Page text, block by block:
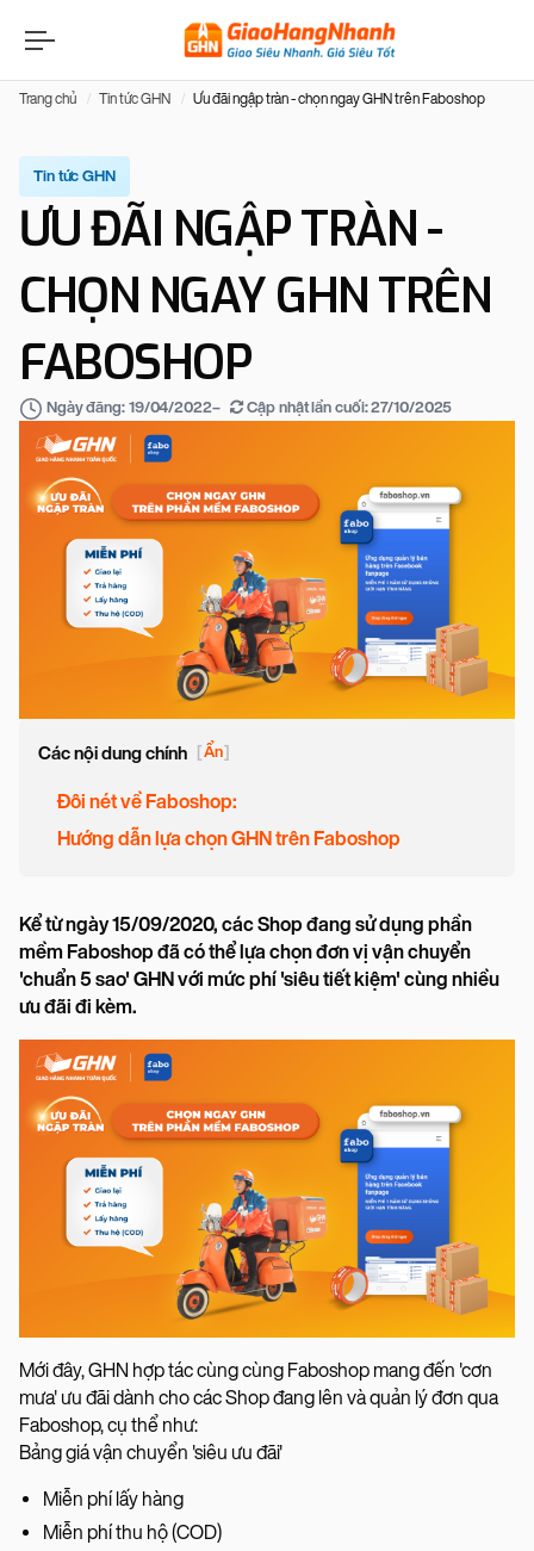
Trang chủ Tin tức GHN Ưu đãi ngập tràn - chọn ngay GHN trên Faboshop
Tin tức GHN
ƯU ĐÃI NGẬP TRÀN -
CHỌN NGAY GHN TRÊN
FABOSHOP
Ngày đăng: 19/04/2022– Cập nhật lần cuối:27/10/2025
Các nội dung chính [Ẩn]
Đôi nét về Faboshop:
Hướng dẫn lựa chọn GHN trên Faboshop
Kể từ ngày 15/09/2020, các Shop đang sử dụng phần
mềm Faboshop đã có thể lựa chọn đơn vị vận chuyển
'chuẩn 5 sao' GHN với mức phí 'siêu tiết kiệm' cùng nhiều
ưu đãi đi kèm.
Mới đây, GHN hợp tác cùng cùng Faboshop mang đến 'cơn
mưa' ưu đãi dành cho các Shop đang lên và quản lý đơn qua
Faboshop, cụ thể như:
Bảng giá vận chuyển 'siêu ưu đãi'
Miễn phí lấy hàng
Miễn phí thu hộ (COD)